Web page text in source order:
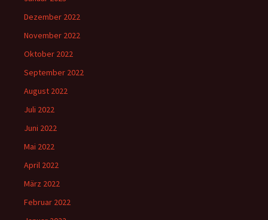
Dezember 2022
November 2022
Oktober 2022
September 2022
August 2022
Juli 2022
Juni 2022
Mai 2022
April 2022
März 2022
Februar 2022